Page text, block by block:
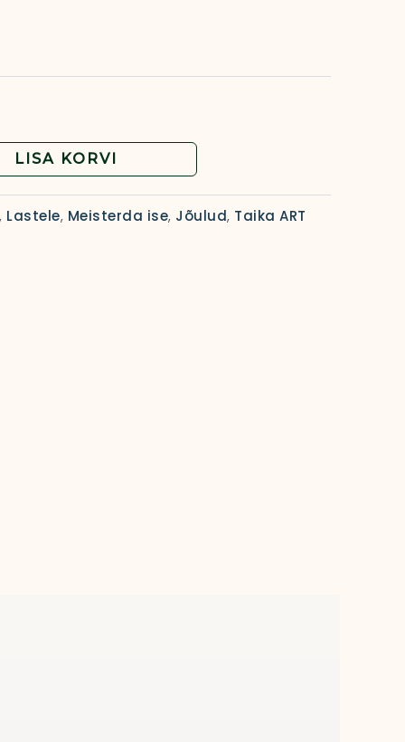
LISA KORVI
, Lastele, Meisterda ise, Jõulud, Taika ART